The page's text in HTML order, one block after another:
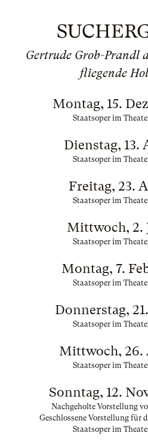
Gertrude Grob-Prandl
fliegende
Montag, 15.
Staatsoper im
Dienstag, 13.
Staatsoper im
Freitag, 23.
Staatsoper im
Mittwoch, 2.
Staatsoper im
Montag, 7.
Staatsoper im
Donnerstag,
Staatsoper im
Mittwoch, 26.
Staatsoper im
Sonntag, 12.
Nachgeholte Vorstellung
Geschlossene Vorstellung für
Staatsoper im